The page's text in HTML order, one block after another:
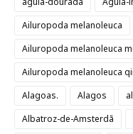
Ailuropoda melanoleuca
Ailuropoda melanoleuca
Ailuropoda melanoleuca
Alagoas.
Alagos
Albatroz-de-Amsterdã